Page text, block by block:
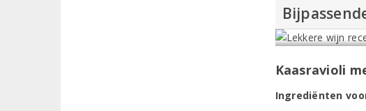
Kaasravioli
Ingrediënten